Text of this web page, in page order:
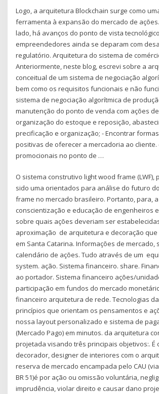
Logo, a arquitetura Blockchain surge como
ferramenta à expansão do mercado de
lado, há avanços do ponto de vista
empreendedores ainda se deparam com
regulatório. Arquitetura do sistema de
Anteriormente, neste blog, escrevi sobre a
conceitual de um sistema de negociação
bem como os requisitos funcionais e não
sistema de negociação algorítmica de
manutenção do ponto de venda com ações
organização do estoque e reposição,
precificação e organização; - Encontrar
positivas de oferecer a mercadoria ao cliente.
promocionais no ponto de …
O sistema construtivo light wood frame (LWF),
sido uma orientados para análise do futuro
frame no mercado brasileiro. Portanto, para,
conscientização e educação de engenheiros
sobre quais ações deveriam ser
aproximação de arquitetura e decoração que
em Santa Catarina. Informações de mercado,
calendário de ações. Tudo através de um
system. ação. Sistema financeiro. share.
ao portador. Sistema financeiro ações/
participação em fundos do mercado
financeiro arquitetura de rede. Tecnologias
princípios que orientam os pensamentos e
nossa layout personalizado e sistema de
(Mercado Pago) em minutos. da arquitetura
projetada visando três principais objetivos:. É
decorador, designer de interiores com o
reserva de mercado encampada pelo CAU
BR 51)é por ação ou omissão voluntária,
imprudência, violar direito e causar dano